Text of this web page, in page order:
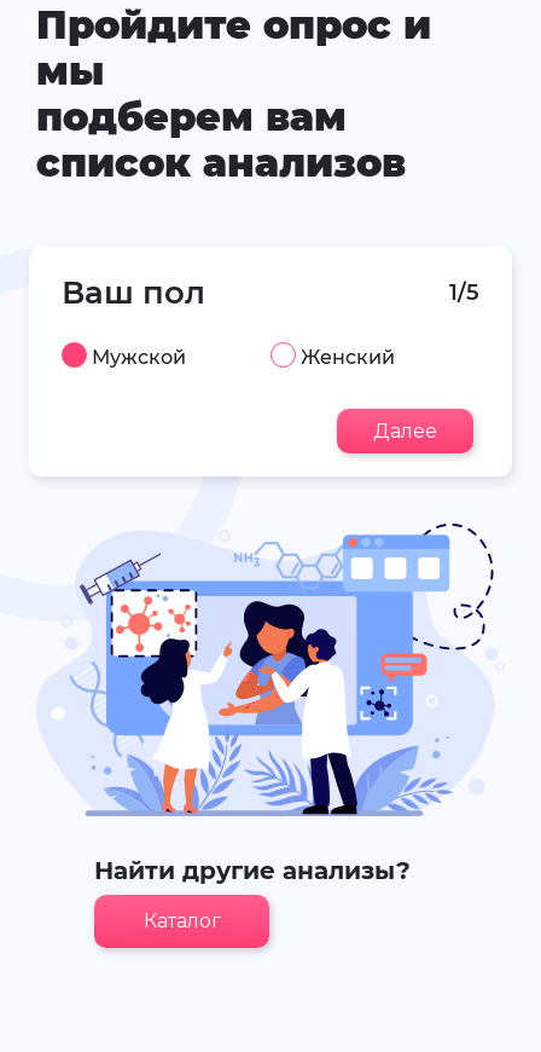
Пройдите опрос и
мы
подберем вам
список анализов
Ваш пол 1/5
Мужской Женский
Далее
Найти другие анализы?
Каталог